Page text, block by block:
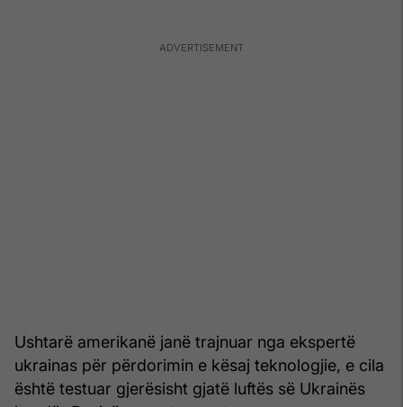
Ushtarë amerikanë janë trajnuar nga ekspertë
ukrainas për përdorimin e kësaj teknologjie, e cila
është testuar gjerësisht gjatë luftës së Ukrainës